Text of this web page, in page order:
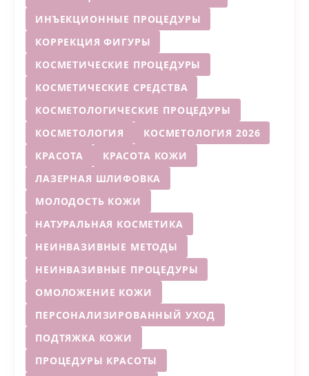
ИНЪЕКЦИОННЫЕ ПРОЦЕДУРЫ
КОРРЕКЦИЯ ФИГУРЫ
КОСМЕТИЧЕСКИЕ ПРОЦЕДУРЫ
КОСМЕТИЧЕСКИЕ СРЕДСТВА
КОСМЕТОЛОГИЧЕСКИЕ ПРОЦЕДУРЫ
КОСМЕТОЛОГИЯ
КОСМЕТОЛОГИЯ 2026
КРАСОТА
КРАСОТА КОЖИ
ЛАЗЕРНАЯ ШЛИФОВКА
МОЛОДОСТЬ КОЖИ
НАТУРАЛЬНАЯ КОСМЕТИКА
НЕИНВАЗИВНЫЕ МЕТОДЫ
НЕИНВАЗИВНЫЕ ПРОЦЕДУРЫ
ОМОЛОЖЕНИЕ КОЖИ
ПЕРСОНАЛИЗИРОВАННЫЙ УХОД
ПОДТЯЖКА КОЖИ
ПРОЦЕДУРЫ КРАСОТЫ